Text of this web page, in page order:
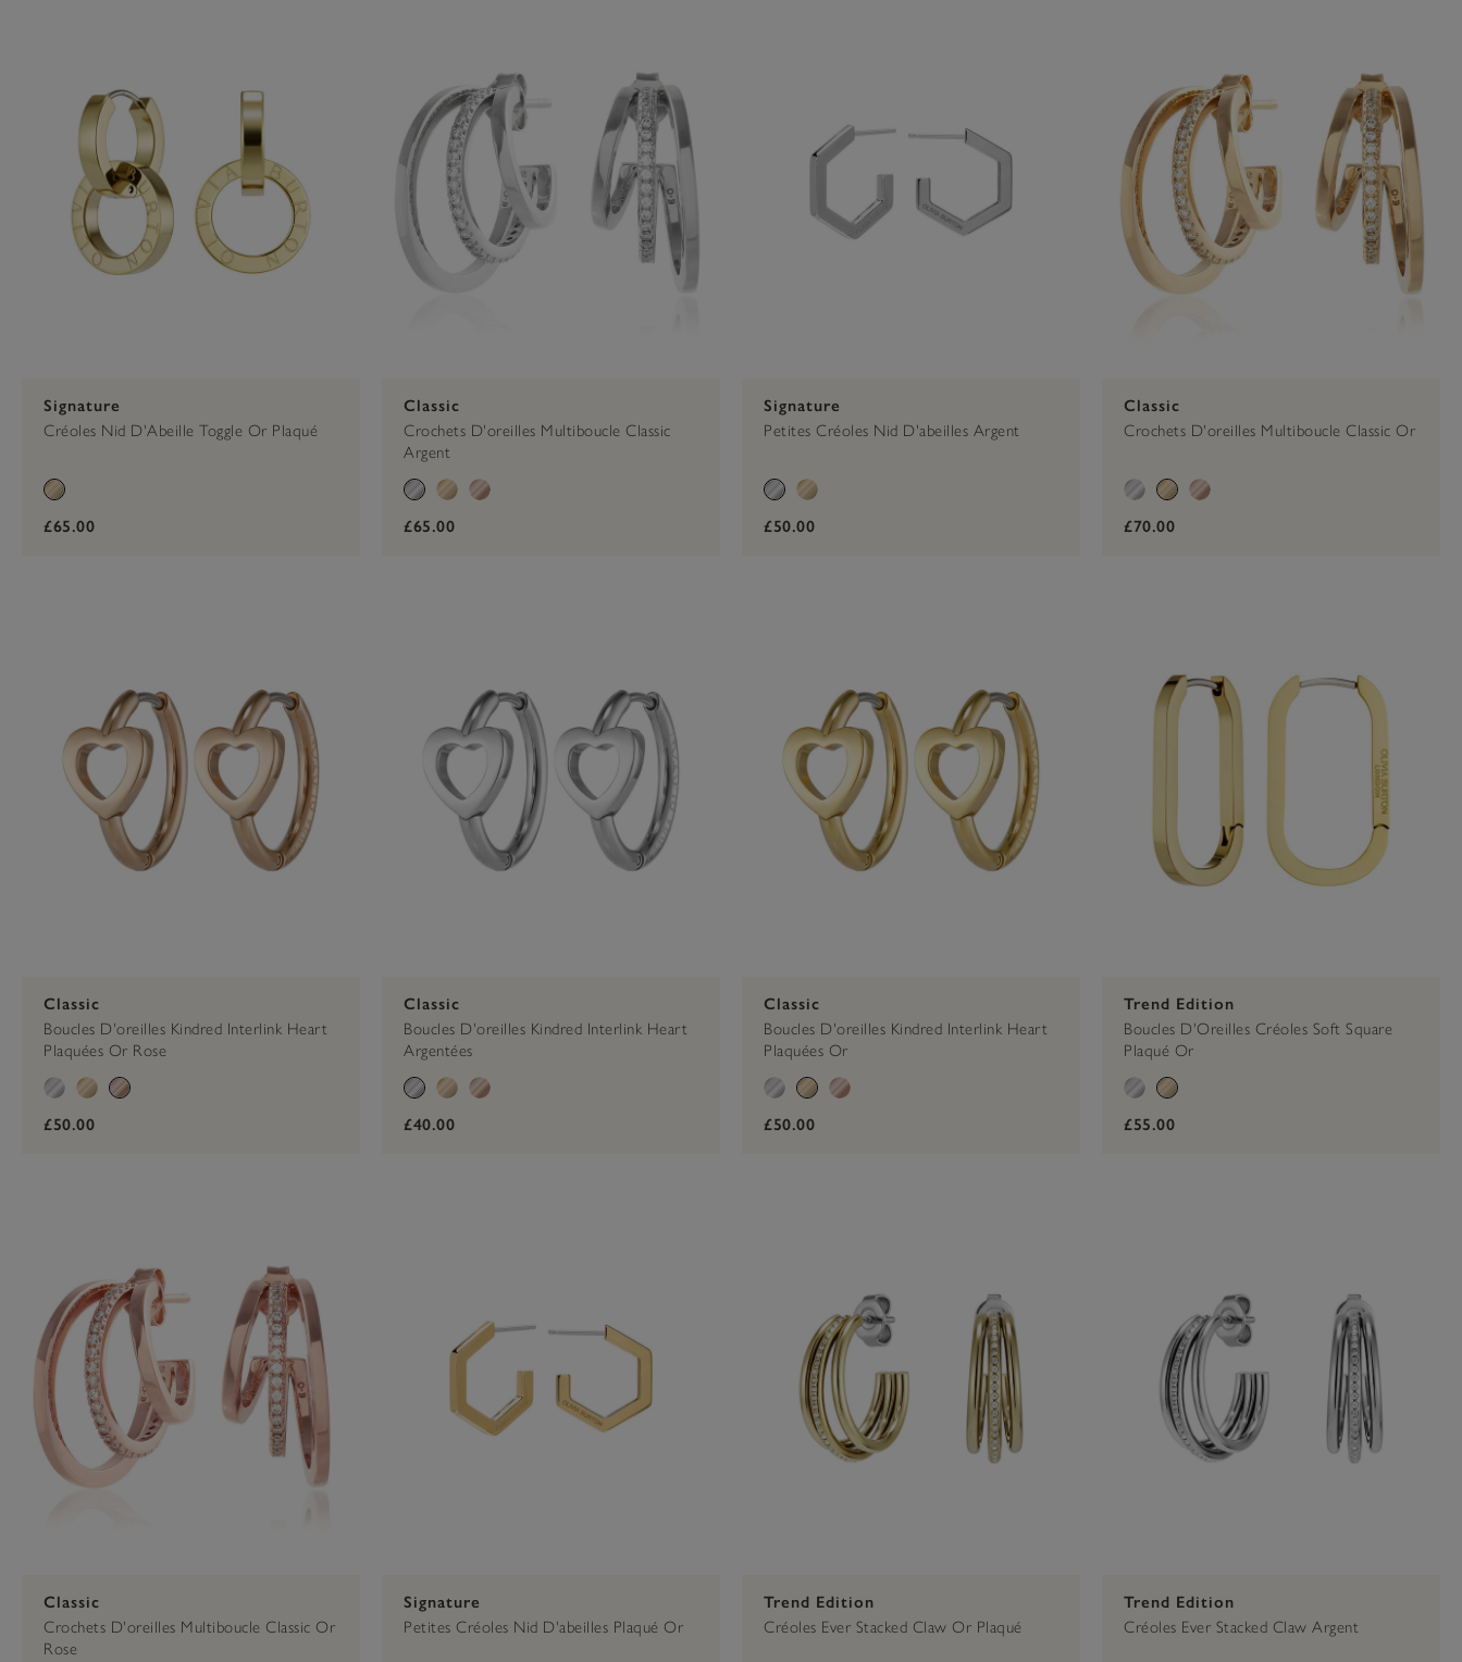
accessibility
Signature
Créoles Nid D'Abeille Toggle Or Plaqué
£65.00
Classic
Crochets D'oreilles Multiboucle Classic
Argent
£65.00
Signature
Petites Créoles Nid D'abeilles Argent
£50.00
Classic
Crochets D'oreilles Multiboucle Classic Or
£70.00
Classic
Boucles D'oreilles Kindred Interlink Heart
Plaquées Or Rose
£50.00
Classic
Boucles D'oreilles Kindred Interlink Heart
Argentées
£40.00
Classic
Boucles D'oreilles Kindred Interlink Heart
Plaquées Or
£50.00
Trend Edition
Boucles D'Oreilles Créoles Soft Square
Plaqué Or
£55.00
Classic
Crochets D'oreilles Multiboucle Classic Or
Rose
Signature
Petites Créoles Nid D'abeilles Plaqué Or
Trend Edition
Créoles Ever Stacked Claw Or Plaqué
Trend Edition
Créoles Ever Stacked Claw Argent